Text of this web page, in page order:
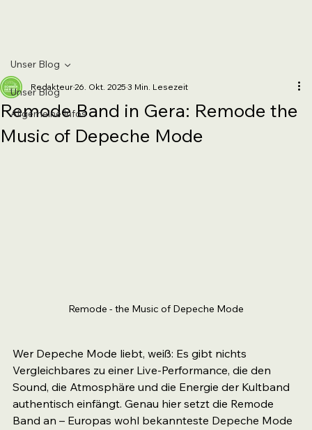
Unser Blog
Allgemeine Infos
Unser Blog
Remode Band in Gera: Remode the
Music of Depeche Mode
Redakteur26. Okt. 2025 3 Min. Lesezeit
Remode - the Music of Depeche Mode
Wer Depeche Mode liebt, weiß: Es gibt nichts
Vergleichbares zu einer Live-Performance, die den
Sound, die Atmosphäre und die Energie der Kultband
authentisch einfängt. Genau hier setzt die Remode
Band an – Europas wohl bekannteste Depeche Mode